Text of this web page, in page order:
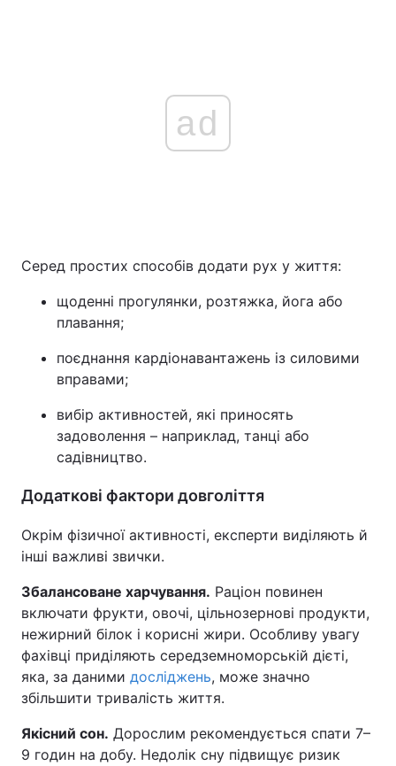
ad
Серед простих способів додати рух у життя:
щоденні прогулянки, розтяжка, йога або
плавання;
поєднання кардіонавантажень із силовими
вправами;
вибір активностей, які приносять
задоволення – наприклад, танці або
садівництво.
Додаткові фактори довголіття
Окрім фізичної активності, експерти виділяють й
інші важливі звички.
Збалансоване харчування. Раціон повинен
включати фрукти, овочі, цільнозернові продукти,
нежирний білок і корисні жири. Особливу увагу
фахівці приділяють середземноморській дієті,
яка, за даними досліджень, може значно
збільшити тривалість життя.
Якісний сон. Дорослим рекомендується спати 7–
9 годин на добу. Недолік сну підвищує ризик